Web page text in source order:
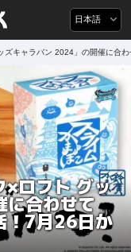
日本語
ズキャラバン 2024」の開催に合
×ロフト グッ
合わせて
！7月26日か